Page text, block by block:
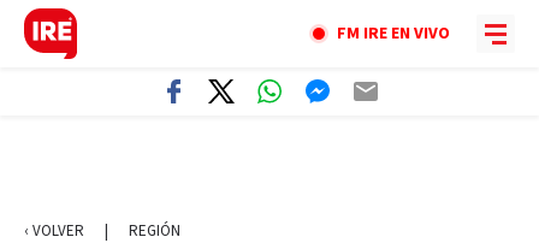
FM IRE EN VIVO
‹ VOLVER | REGIÓN